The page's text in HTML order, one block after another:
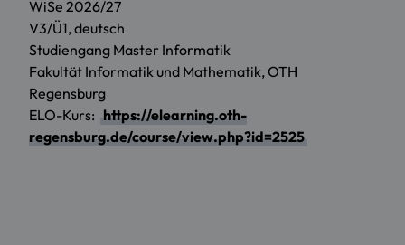
WiSe 2026/27
V3/Ü1, deutsch
Studiengang Master Informatik
Fakultät Informatik und Mathematik, OTH
Regensburg
ELO-Kurs: https://elearning.oth-
regensburg.de/course/view.php?id=2525